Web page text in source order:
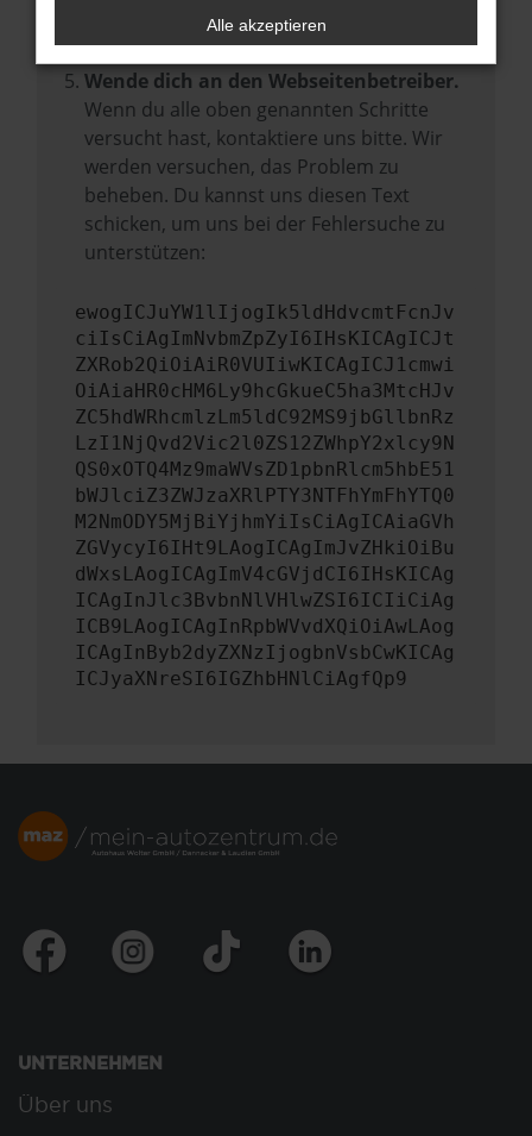
führen, dass bestimmte Funktionen nicht
mehr unterstützt werden.
Wende dich an den Webseitenbetreiber.
Wenn du alle oben genannten Schritte
versucht hast, kontaktiere uns bitte. Wir
werden versuchen, das Problem zu
beheben. Du kannst uns diesen Text
schicken, um uns bei der Fehlersuche zu
unterstützen:
ewogICJuYW1lIjogIk5ldHdvcmtFcnJv
ciIsCiAgImNvbmZpZyI6IHsKICAgICJt
ZXRob2QiOiAiR0VUIiwKICAgICJ1cmwi
OiAiaHR0cHM6Ly9hcGkueC5ha3MtcHJv
ZC5hdWRhcmlzLm5ldC92MS9jbGllbnRz
LzI1NjQvd2Vic2l0ZS12ZWhpY2xlcy9N
QS0xOTQ4Mz9maWVsZD1pbnRlcm5hbE51
bWJlciZ3ZWJzaXRlPTY3NTFhYmFhYTQ0
M2NmODY5MjBiYjhmYiIsCiAgICAiaGVh
ZGVycyI6IHt9LAogICAgImJvZHkiOiBu
dWxsLAogICAgImV4cGVjdCI6IHsKICAg
ICAgInJlc3BvbnNlVHlwZSI6ICIiCiAg
ICB9LAogICAgInRpbWVvdXQiOiAwLAog
ICAgInByb2dyZXNzIjogbnVsbCwKICAg
ICJyaXNreSI6IGZhbHNlCiAgfQp9
UNTERNEHMEN
Über uns
Alle akzeptieren